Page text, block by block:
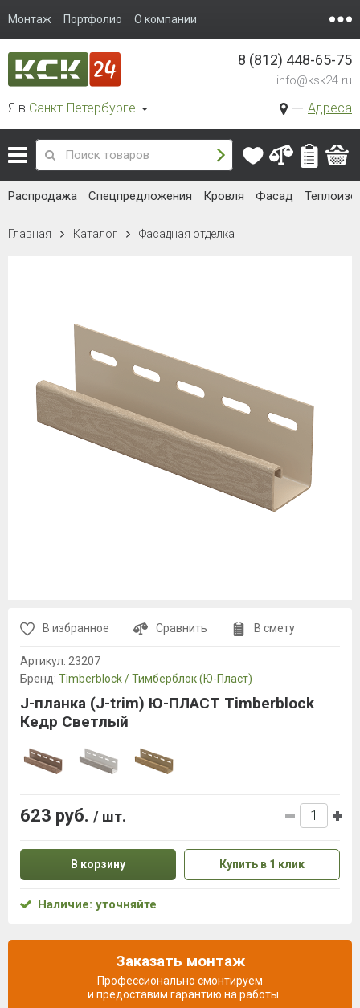
Монтаж Портфолио О компании
Я в Санкт-Петербурге Адреса
8 (812) 448-65-75
info@ksk24.ru
Распродажа Спецпредложения Кровля Фасад
Главная Каталог Фасадная отделка
В избранное Сравнить В смету
Артикул: 23207
Бренд: Timberblock / Тимберблок (Ю-Пласт)
J-планка (J-trim) Ю-ПЛАСТ Timberblock
Кедр Светлый
623 руб. / шт.
В корзину Купить в 1 клик
Наличие: уточняйте
Заказать монтаж
Профессионально смонтируем
и предоставим гарантию на работы